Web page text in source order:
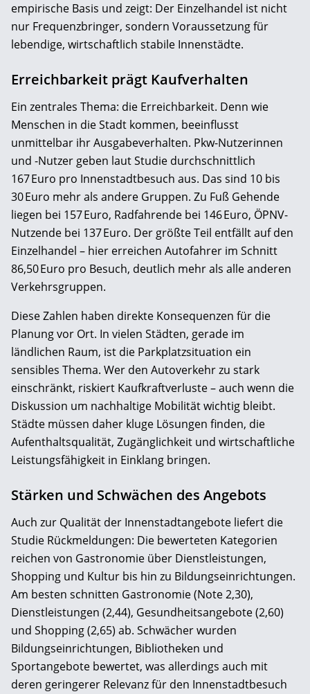
empirische Basis und zeigt: Der Einzelhandel ist nicht
nur Frequenzbringer, sondern Voraussetzung für
lebendige, wirtschaftlich stabile Innenstädte.
Erreichbarkeit prägt Kaufverhalten
Ein zentrales Thema: die Erreichbarkeit. Denn wie
Menschen in die Stadt kommen, beeinflusst
unmittelbar ihr Ausgabeverhalten. Pkw-Nutzerinnen
und -Nutzer geben laut Studie durchschnittlich
167 Euro pro Innenstadtbesuch aus. Das sind 10 bis
30 Euro mehr als andere Gruppen. Zu Fuß Gehende
liegen bei 157 Euro, Radfahrende bei 146 Euro, ÖPNV-
Nutzende bei 137 Euro. Der größte Teil entfällt auf den
Einzelhandel – hier erreichen Autofahrer im Schnitt
86,50 Euro pro Besuch, deutlich mehr als alle anderen
Verkehrsgruppen.
Diese Zahlen haben direkte Konsequenzen für die
Planung vor Ort. In vielen Städten, gerade im
ländlichen Raum, ist die Parkplatzsituation ein
sensibles Thema. Wer den Autoverkehr zu stark
einschränkt, riskiert Kaufkraftverluste – auch wenn die
Diskussion um nachhaltige Mobilität wichtig bleibt.
Städte müssen daher kluge Lösungen finden, die
Aufenthaltsqualität, Zugänglichkeit und wirtschaftliche
Leistungsfähigkeit in Einklang bringen.
Stärken und Schwächen des Angebots
Auch zur Qualität der Innenstadtangebote liefert die
Studie Rückmeldungen: Die bewerteten Kategorien
reichen von Gastronomie über Dienstleistungen,
Shopping und Kultur bis hin zu Bildungseinrichtungen.
Am besten schnitten Gastronomie (Note 2,30),
Dienstleistungen (2,44), Gesundheitsangebote (2,60)
und Shopping (2,65) ab. Schwächer wurden
Bildungseinrichtungen, Bibliotheken und
Sportangebote bewertet, was allerdings auch mit
deren geringerer Relevanz für den Innenstadtbesuch